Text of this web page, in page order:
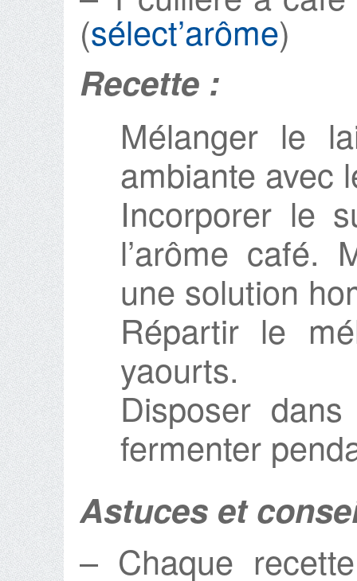
(sélect’arôme)
Recette :
Mélanger le
ambiante avec
Incorporer le
l’arôme café.
une solution
Répartir le
yaourts.
Disposer
fermenter
Astuces et
– Chaque